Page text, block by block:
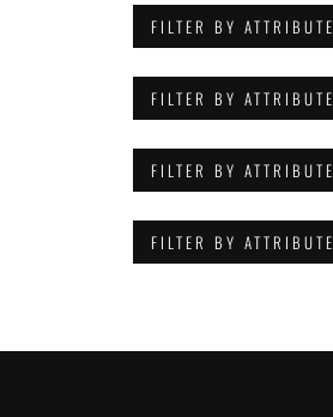
FILTER BY ATTRIBUTE
FILTER BY ATTRIBUTE
FILTER BY ATTRIBUTE
FILTER BY ATTRIBUTE